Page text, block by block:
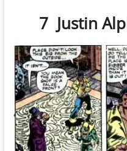
7 Justin